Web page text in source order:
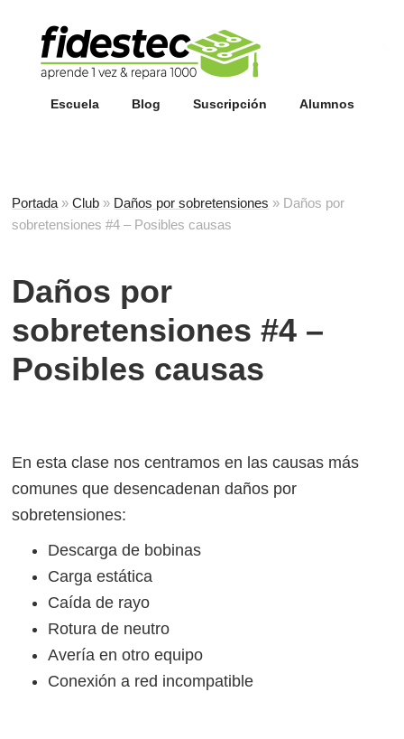
Escuela Blog Suscripción Alumnos
Portada »Club » Daños por sobretensiones » Daños por
sobretensiones #4 – Posibles causas
Daños por
sobretensiones #4 –
Posibles causas
En esta clase nos centramos en las causas más
comunes que desencadenan daños por
sobretensiones:
Descarga de bobinas
Carga estática
Caída de rayo
Rotura de neutro
Avería en otro equipo
Conexión a red incompatible